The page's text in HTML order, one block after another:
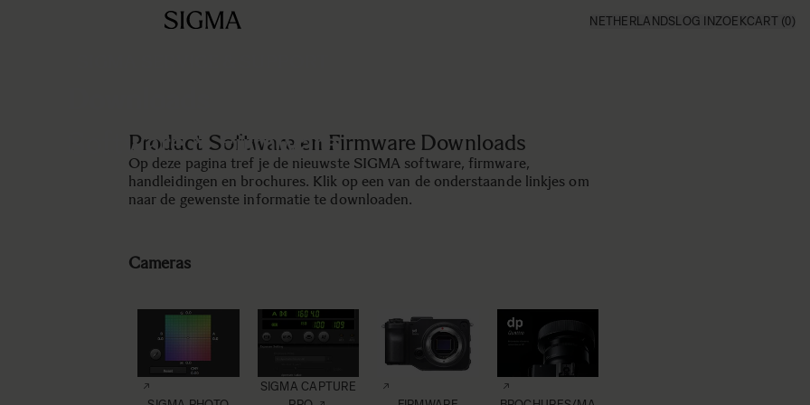
NETHERLANDS LOG IN ZOEKCART (0)
Software & Firmware
Product Software en Firmware Downloads
Op deze pagina tref je de nieuwste SIGMA software, firmware,
handleidingen en brochures. Klik op een van de onderstaande linkjes om
naar de gewenste informatie te downloaden.
Cameras
SIGMA CAPTURE